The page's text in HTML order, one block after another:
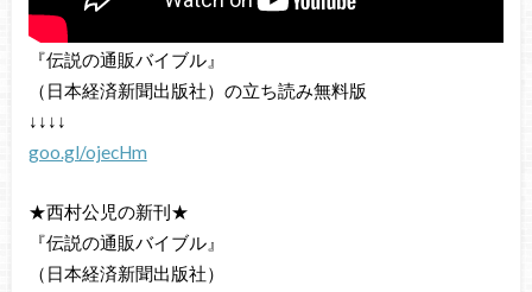
『伝説の通販バイブル』
（日本経済新聞出版社）の立ち読み無料版
↓↓↓↓
goo.gl/ojecHm
★西村公児の新刊★
『伝説の通販バイブル』
（日本経済新聞出版社）